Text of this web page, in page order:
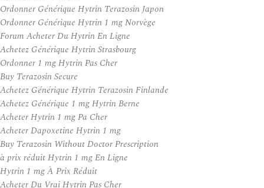
Ordonner Générique Hytrin Terazosin Japon
Ordonner Générique Hytrin 1 mg Norvège
Forum Acheter Du Hytrin En Ligne
Achetez Générique Hytrin Strasbourg
Ordonner 1 mg Hytrin Pas Cher
Buy Terazosin Secure
Achetez Générique Hytrin Terazosin Finlande
Achetez Générique 1 mg Hytrin Berne
Acheter Hytrin 1 mg Pa Cher
Acheter Dapoxetine Hytrin 1 mg
Buy Terazosin Without Doctor Prescription
à prix réduit Hytrin 1 mg En Ligne
Hytrin 1 mg À Prix Réduit
Acheter Du Vrai Hytrin Pas Cher